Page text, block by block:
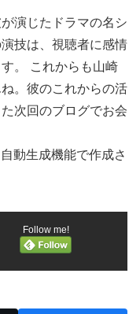
演じたドラマの名シ
技は、視聴者に感情
。 これからも山崎
。彼のこれからの活
次回のブログでお会
動生成機能で作成さ
Follow me!